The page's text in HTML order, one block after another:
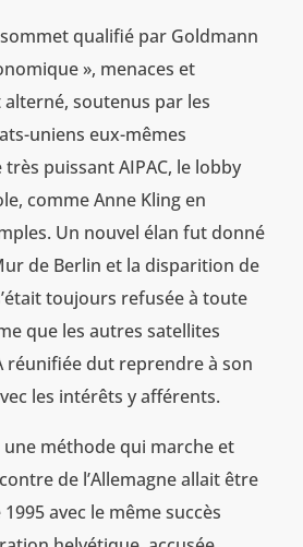
qualifié par Goldmann
», menaces et
soutenus par les
uniens eux-mêmes
puissant AIPAC, le lobby
comme Anne Kling en
Un nouvel élan fut donné
de Berlin et la disparition de
toujours refusée à toute
que les autres satellites
réunifiée dut reprendre à son
les intérêts y afférents.
une méthode qui marche et
de l’Allemagne allait être
avec le même succès